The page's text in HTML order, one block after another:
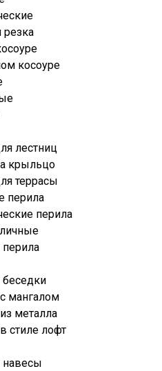
резка
косоуре
лестниц
крыльцо
террасы
перила
перила
мангалом
металла
стиле лофт